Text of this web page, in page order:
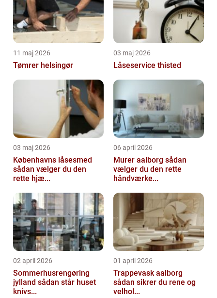
11 maj 2026
Tømrer helsingør
03 maj 2026
Låseservice thisted
03 maj 2026
Københavns låsesmed
sådan vælger du den
rette hjæ...
06 april 2026
Murer aalborg sådan
vælger du den rette
håndværke...
02 april 2026
Sommerhusrengøring
jylland sådan står huset
knivs...
01 april 2026
Trappevask aalborg
sådan sikrer du rene og
velhol...